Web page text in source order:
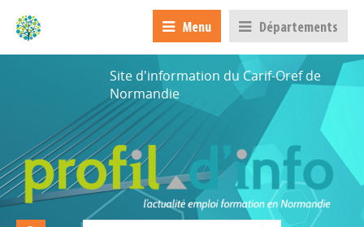
Menu Départements
Site d'information du Carif-Oref de
Normandie